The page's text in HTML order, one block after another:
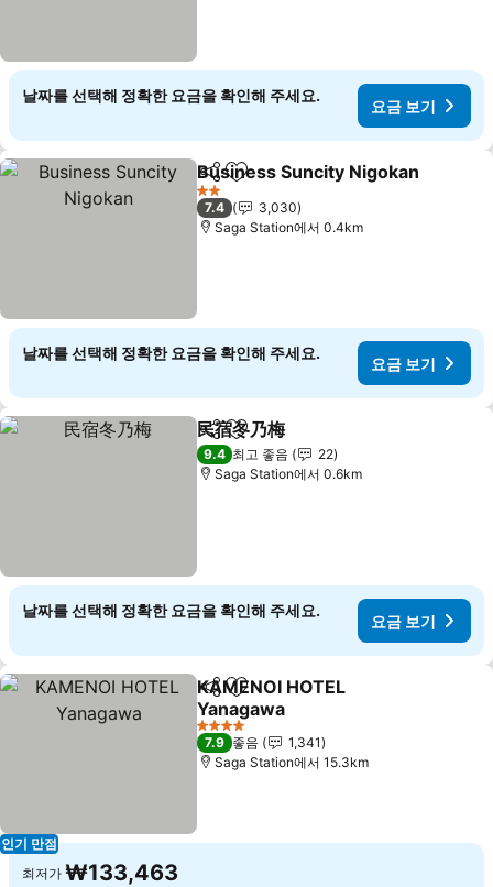
날짜를 선택해 정확한 요금을 확인해 주세요.
요금 보기
공유 즐겨찾기에 추가
Business Suncity Nigokan
2 성급
7.4
3,030
Saga Station에서 0.4km
날짜를 선택해 정확한 요금을 확인해 주세요.
요금 보기
공유 즐겨찾기에 추가
民宿冬乃梅
9.4 최고 좋음
22
Saga Station에서 0.6km
날짜를 선택해 정확한 요금을 확인해 주세요.
요금 보기
인기 만점
공유 즐겨찾기에 추가
KAMENOI HOTEL
Yanagawa
요금 보기
4 성급
7.9 좋음
1,341
Saga Station에서 15.3km
최저가 ₩133,463